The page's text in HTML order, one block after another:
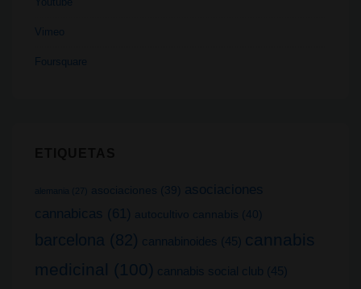
Vimeo
Foursquare
alemania (27) asociaciones (39)
asociaciones
cannabicas (61) autocultivo cannabis (40)
barcelona (82) cannabinoides (45) cannabis
medicinal (100) cannabis social club (45)